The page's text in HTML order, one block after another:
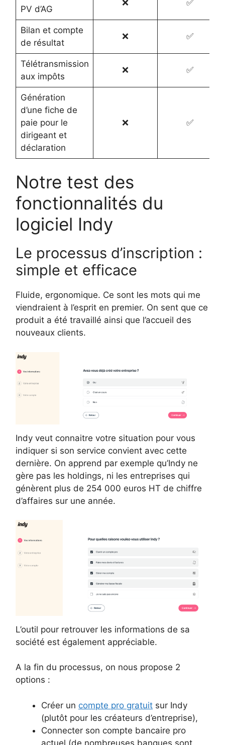
PV d’AG
❌ ✅
Bilan et compte
de résultat
❌ ✅
Télétransmission
aux impôts
❌ ✅
Génération
d’une fiche de
paie pour le
dirigeant et
déclaration
❌ ✅
Notre test des
fonctionnalités du
logiciel Indy
Le processus d’inscription :
simple et efficace
Fluide, ergonomique. Ce sont les mots qui me
viendraient à l’esprit en premier. On sent que ce
produit a été travaillé ainsi que l’accueil des
nouveaux clients.
Indy veut connaitre votre situation pour vous
indiquer si son service convient avec cette
dernière. On apprend par exemple qu’Indy ne
gère pas les holdings, ni les entreprises qui
génèrent plus de 254 000 euros HT de chiffre
d’affaires sur une année.
L’outil pour retrouver les informations de sa
société est également appréciable.
A la fin du processus, on nous propose 2
options :
Créer un compte pro gratuit sur Indy
(plutôt pour les créateurs d’entreprise),
Connecter son compte bancaire pro
actuel (de nombreuses banques sont